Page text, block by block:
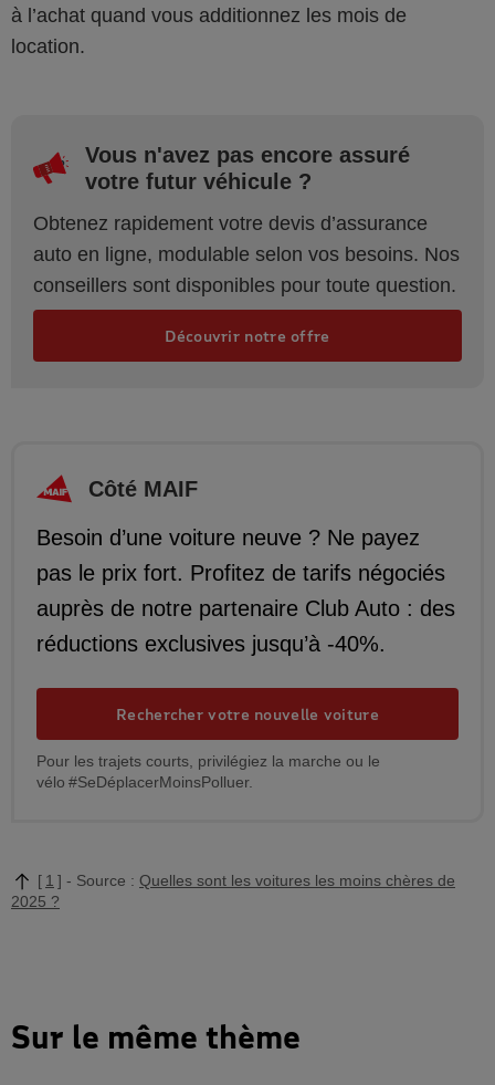
à l’achat quand vous additionnez les mois de
location.
Vous n'avez pas encore assuré
votre futur véhicule ?
Obtenez rapidement votre devis d’assurance
auto en ligne, modulable selon vos besoins. Nos
conseillers sont disponibles pour toute question.
Découvrir notre offre
Côté MAIF
Besoin d’une voiture neuve ? Ne payez
pas le prix fort. Profitez de tarifs négociés
auprès de notre partenaire Club Auto : des
réductions exclusives jusqu’à -40%.
Rechercher votre nouvelle voiture
Pour les trajets courts, privilégiez la marche ou le
vélo #SeDéplacerMoinsPolluer.
1 Source : Quelles sont les voitures les moins chères de
2025 ?
Sur le même thème